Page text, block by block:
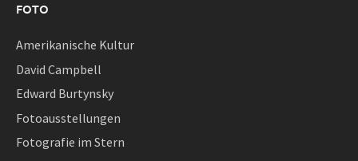
FOTO
Amerikanische Kultur
David Campbell
Edward Burtynsky
Fotoausstellungen
Fotografie im Stern